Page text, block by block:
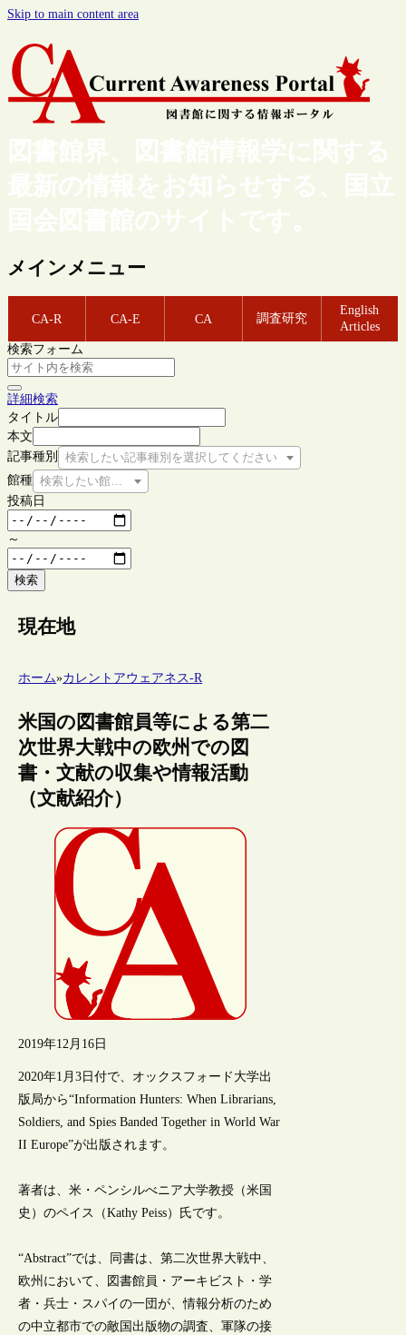
Skip to main content area
図書館界、図書館情報学に関する
最新の情報をお知らせする、国立
国会図書館のサイトです。
メインメニュー
CA-R CA-E CA 調査研究
English
Articles
検索フォーム
詳細検索
タイトル
本文
記事種別
検索したい記事種別を選択してください
館種 検索したい館種を選択してください
投稿日
～
検索
現在地
ホーム»カレントアウェアネス-R
米国の図書館員等による第二
次世界大戦中の欧州での図
書・文献の収集や情報活動
（文献紹介）
2019年12月16日
2020年1月3日付で、オックスフォード大学出
版局から“Information Hunters: When Librarians,
Soldiers, and Spies Banded Together in World War
II Europe”が出版されます。
著者は、米・ペンシルべニア大学教授（米国
史）のペイス（Kathy Peiss）氏です。
“Abstract”では、同書は、第二次世界大戦中、
欧州において、図書館員・アーキビスト・学
者・兵士・スパイの一団が、情報分析のため
の中立都市での敵国出版物の調査、軍隊の接